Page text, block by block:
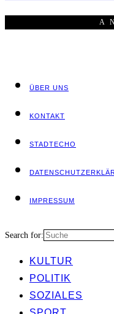
ÜBER UNS
KON­TAKT
STADT­ECHO
IMPRES­SUM
Search for:
KUL­TUR
POLI­TIK
SOZIA­LES